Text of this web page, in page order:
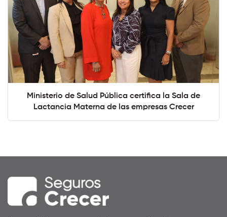
Ministerio de Salud Pública certifica la Sala de
Lactancia Materna de las empresas Crecer